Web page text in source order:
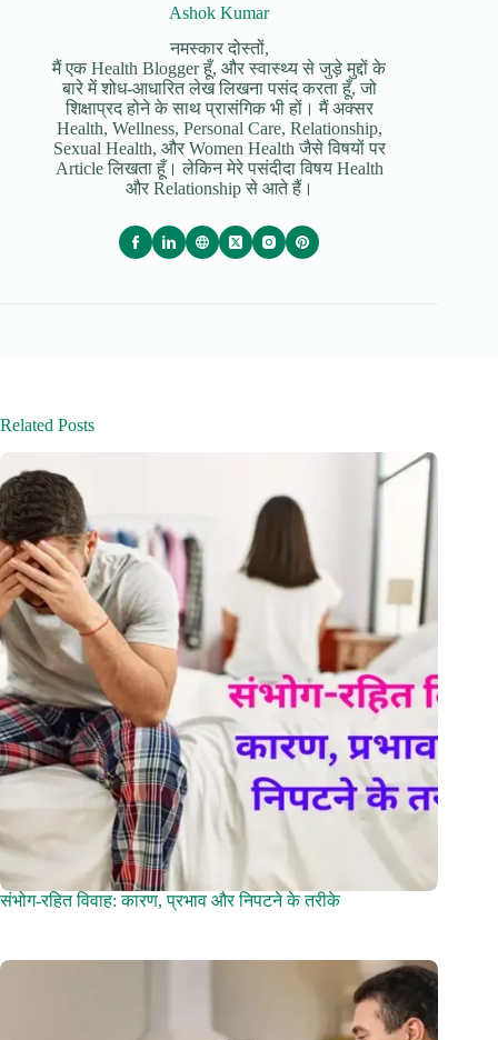
Ashok Kumar
नमस्कार दोस्तों,
मैं एक Health Blogger हूँ, और स्वास्थ्य से जुड़े मुद्दों के
बारे में शोध-आधारित लेख लिखना पसंद करता हूँ, जो
शिक्षाप्रद होने के साथ प्रासंगिक भी हों। मैं अक्सर
Health, Wellness, Personal Care, Relationship,
Sexual Health, और Women Health जैसे विषयों पर
Article लिखता हूँ। लेकिन मेरे पसंदीदा विषय Health
और Relationship से आते हैं।
Related Posts
संभोग-रहित विवाह: कारण, प्रभाव और निपटने के तरीके